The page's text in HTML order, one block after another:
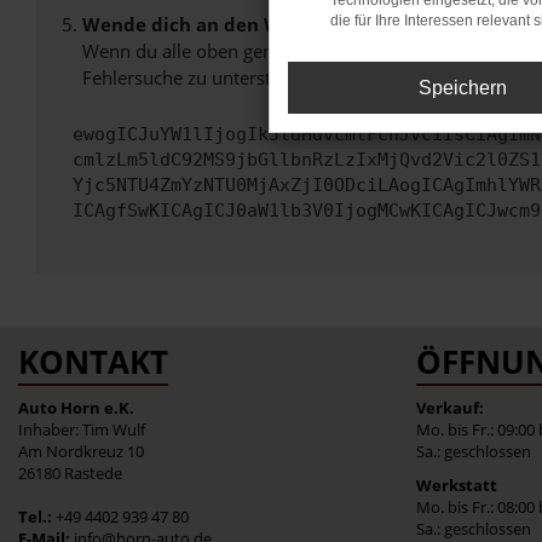
Wende dich an den Webseitenbetreiber.
Wenn du alle oben genannten Schritte versucht hast,
Fehlersuche zu unterstützen:
KONTAKT
Auto Horn e.K.
Inhaber: Tim Wulf
Am Nordkreuz 10
26180 Rastede
Tel.: +49 4402 939 47 80
Verkauf:
Mo. bis Fr.: 09:00
Sa.: geschlossen
Werkstatt
Mo. bis Fr.: 08:00
Sa.: geschlossen
die für Ihre Interessen relevant
Speichern